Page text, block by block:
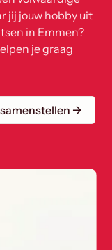
jij jouw hobby uit
in Emmen?
je graag
→